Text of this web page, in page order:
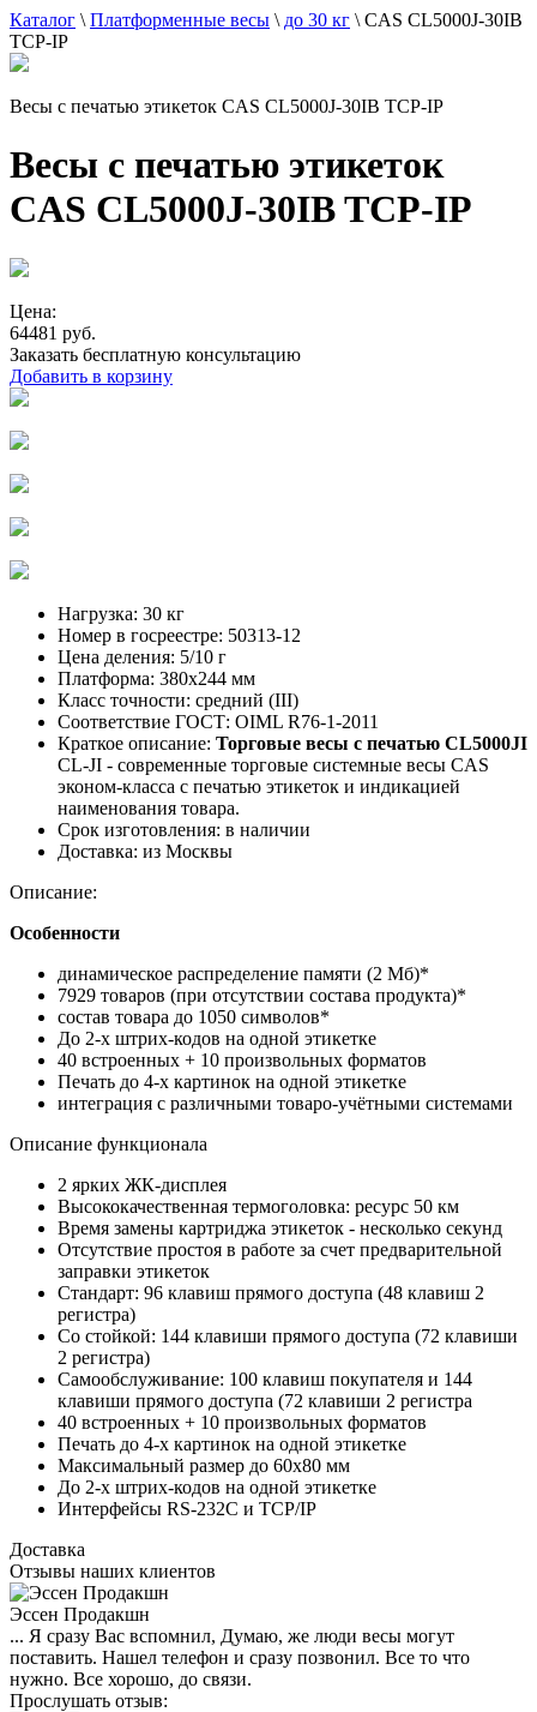
Каталог \ Платформенные весы \ до 30 кг \ CAS CL5000J-30IB
TCP-IP
Весы с печатью этикеток CAS CL5000J-30IB TCP-IP
Весы с печатью этикеток
CAS CL5000J-30IB TCP-IP
Цена:
64481 руб.
Заказать бесплатную консультацию
Добавить в корзину
Нагрузка: 30 кг
Номер в госреестре: 50313-12
Цена деления: 5/10 г
Платформа: 380х244 мм
Класс точности: средний (III)
Соответствие ГОСТ: OIML R76-1-2011
Краткое описание: Торговые весы с печатью CL5000JI
CL-JI - современные торговые системные весы CAS
эконом-класса с печатью этикеток и индикацией
наименования товара.
Срок изготовления: в наличии
Доставка: из Москвы
Описание:
Особенности
динамическое распределение памяти (2 Мб)*
7929 товаров (при отсутствии состава продукта)*
состав товара до 1050 символов*
До 2-х штрих-кодов на одной этикетке
40 встроенных + 10 произвольных форматов
Печать до 4-х картинок на одной этикетке
интеграция с различными товаро-учётными системами
Описание функционала
2 ярких ЖК-дисплея
Высококачественная термоголовка: ресурс 50 км
Время замены картриджа этикеток - несколько секунд
Отсутствие простоя в работе за счет предварительной
заправки этикеток
Стандарт: 96 клавиш прямого доступа (48 клавиш 2
регистра)
Со стойкой: 144 клавиши прямого доступа (72 клавиши
2 регистра)
Самообслуживание: 100 клавиш покупателя и 144
клавиши прямого доступа (72 клавиши 2 регистра
40 встроенных + 10 произвольных форматов
Печать до 4-х картинок на одной этикетке
Максимальный размер до 60х80 мм
До 2-х штрих-кодов на одной этикетке
Интерфейсы RS-232C и TCP/IP
Доставка
Отзывы наших клиентов
Эссен Продакшн
... Я сразу Вас вспомнил, Думаю, же люди весы могут
поставить. Нашел телефон и сразу позвонил. Все то что
нужно. Все хорошо, до связи.
Прослушать отзыв: